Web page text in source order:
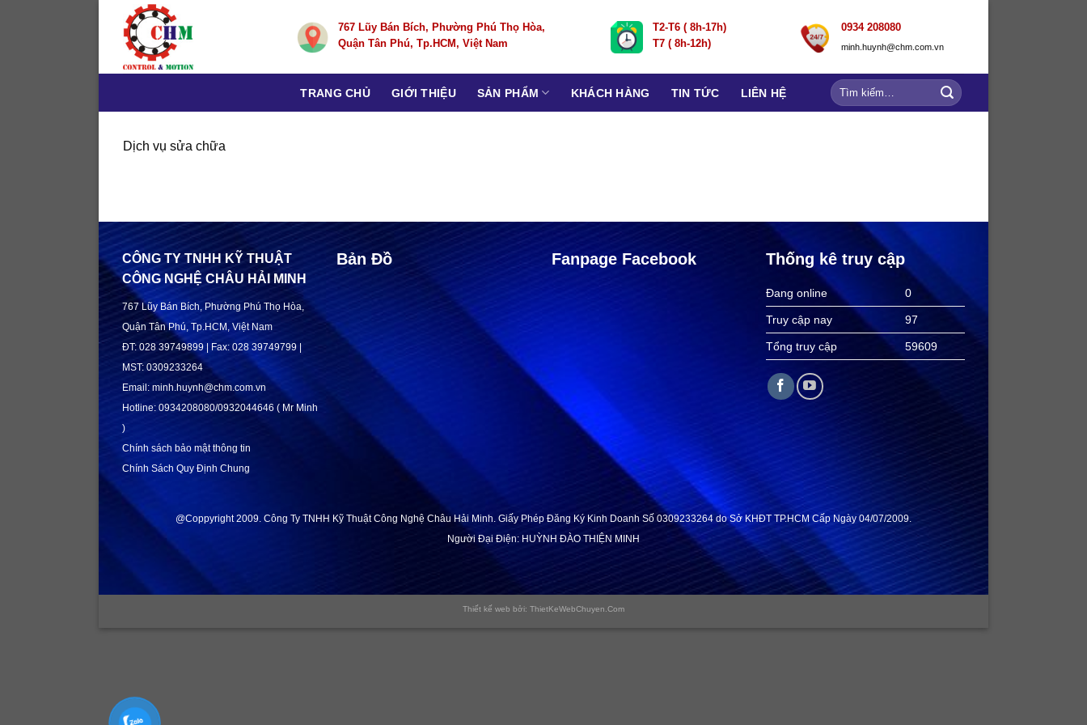
content
767 Lũy Bán Bích, Phường Phú Thọ Hòa,
Quận Tân Phú, Tp.HCM, Việt Nam
T2-T6 ( 8h-17h)
T7 ( 8h-12h)
0934 208080
minh.huynh@chm.com.vn
TRANG CHỦ GIỚI THIỆU SẢN PHẨM KHÁCH HÀNG TIN TỨC LIÊN HỆ
Tìm
kiếm:
Dịch vụ sửa chữa
CÔNG TY TNHH KỸ THUẬT
CÔNG NGHỆ CHÂU HẢI MINH
767 Lũy Bán Bích, Phường Phú Thọ Hòa,
Quận Tân Phú, Tp.HCM, Việt Nam
ĐT: 028 39749899 | Fax: 028 39749799 |
MST: 0309233264
Email: minh.huynh@chm.com.vn
Hotline: 0934208080/0932044646 ( Mr Minh
)
Chính sách bảo mật thông tin
Chính Sách Quy Định Chung
Bản Đồ Fanpage Facebook Thống kê truy cập
Đang online 0
Truy cập nay 97
Tổng truy cập 59609
@Coppyright 2009. Công Ty TNHH Kỹ Thuật Công Nghệ Châu Hải Minh. Giấy Phép Đăng Ký Kinh Doanh Số 0309233264 do Sở KHĐT TP.HCM Cấp Ngày 04/07/2009.
Người Đại Điện: HUỲNH ĐÀO THIỆN MINH
Thiết kế web bởi: ThietKeWebChuyen.Com